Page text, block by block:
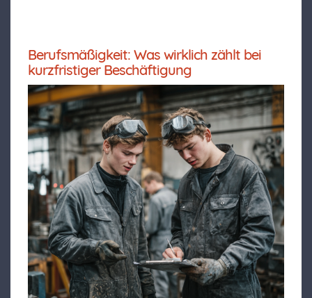
Berufsmäßigkeit: Was wirklich zählt bei
kurzfristiger Beschäftigung